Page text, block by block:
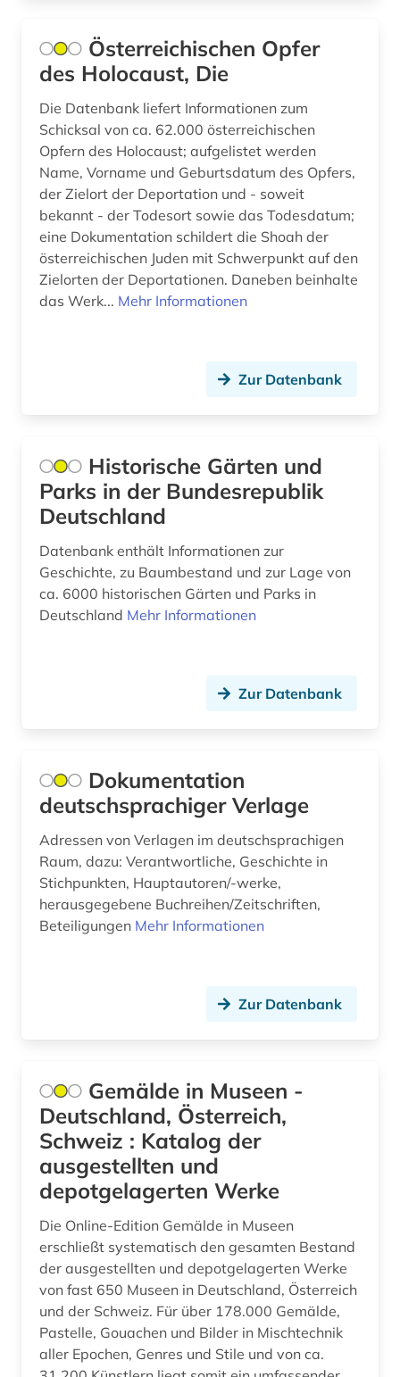
european neighbourhood instrument (1)
europäische technische zulassung (eta) (1)
europäische union (2)
evangelisch-lutherische landeskirche
mecklenburgs (1)
familienwappen (1)
fedderwarden (1)
fid biodiversitätsforschung (1)
film (3)
finanzinformation (1)
flora (2)
forschung (1)
forschungseinrichtung (2)
forschungsförderung (1)
forschungsprojekt (1)
friedhof (4)
förderung (2)
förderungsprogramm (1)
gartenbau (1)
gattung (1)
gauß, carl friedrich | mathematiker; geodät;
astronom; physiker (1)
gedenkstätte (1)
Österreichischen Opfer
des Holocaust, Die
Die Datenbank liefert Informationen zum
Schicksal von ca. 62.000 österreichischen
Opfern des Holocaust; aufgelistet werden
Name, Vorname und Geburtsdatum des Opfers,
der Zielort der Deportation und - soweit
bekannt - der Todesort sowie das Todesdatum;
eine Dokumentation schildert die Shoah der
österreichischen Juden mit Schwerpunkt auf den
Zielorten der Deportationen. Daneben beinhalte
das Werk... Mehr Informationen
Zur Datenbank
Historische Gärten und
Parks in der Bundesrepublik
Deutschland
Datenbank enthält Informationen zur
Geschichte, zu Baumbestand und zur Lage von
ca. 6000 historischen Gärten und Parks in
Deutschland Mehr Informationen
Zur Datenbank
Dokumentation
deutschsprachiger Verlage
Adressen von Verlagen im deutschsprachigen
Raum, dazu: Verantwortliche, Geschichte in
Stichpunkten, Hauptautoren/-werke,
herausgegebene Buchreihen/Zeitschriften,
Beteiligungen Mehr Informationen
Zur Datenbank
Gemälde in Museen -
Deutschland, Österreich,
Schweiz : Katalog der
ausgestellten und
depotgelagerten Werke
Die Online-Edition Gemälde in Museen
erschließt systematisch den gesamten Bestand
der ausgestellten und depotgelagerten Werke
von fast 650 Museen in Deutschland, Österreich
und der Schweiz. Für über 178.000 Gemälde,
Pastelle, Gouachen und Bilder in Mischtechnik
aller Epochen, Genres und Stile und von ca.